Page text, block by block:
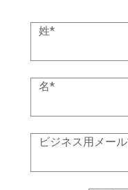
姓
名
ビジネス用メール